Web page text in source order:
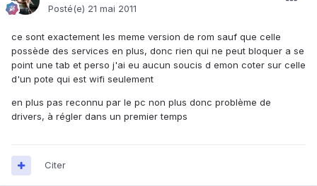
Posté(e) 21 mai 2011
ce sont exactement les meme version de rom sauf que celle
possède des services en plus, donc rien qui ne peut bloquer a se
point une tab et perso j'ai eu aucun soucis d emon coter sur celle
d'un pote qui est wifi seulement
en plus pas reconnu par le pc non plus donc problème de
drivers, à régler dans un premier temps
Citer